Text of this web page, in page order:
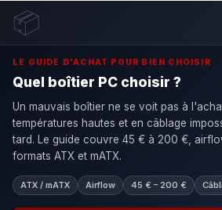
📦
LE GUIDE D'ACHAT POUR BIEN CHOISIR
Quel boîtier PC choisir ?
Un mauvais boîtier ne se voit pas à
températures hautes et en câblage
tard. Le guide couvre 45 € à 200 €,
formats ATX et mATX.
ATX / mATX Airflow 45 € – 200 €